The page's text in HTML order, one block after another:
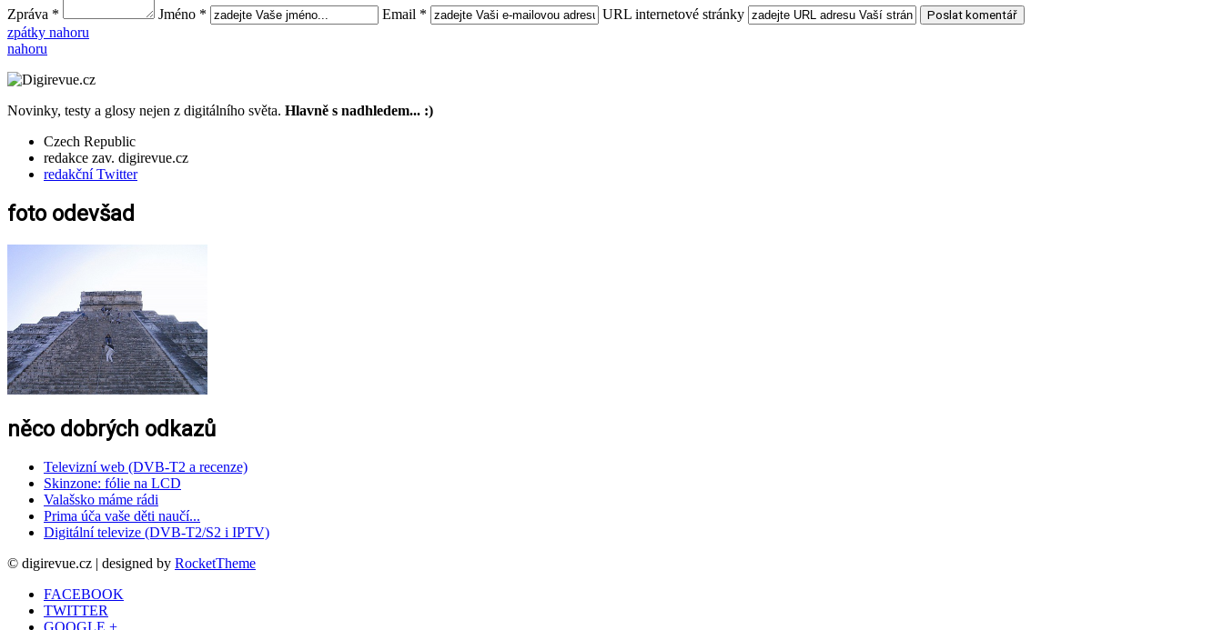
Zpráva * Jméno * Email *
URL internetové stránky
zpátky nahoru
nahoru
Novinky, testy a glosy nejen z digitálního světa. Hlavně s nadhledem... :)
Czech Republic
redakce zav. digirevue.cz
redakční Twitter
foto odevšad
něco dobrých odkazů
Televizní web (DVB-T2 a recenze)
Skinzone: fólie na LCD
Valašsko máme rádi
Prima úča vaše děti naučí...
Digitální televize (DVB-T2/S2 i IPTV)
© digirevue.cz | designed by RocketTheme
FACEBOOK
TWITTER